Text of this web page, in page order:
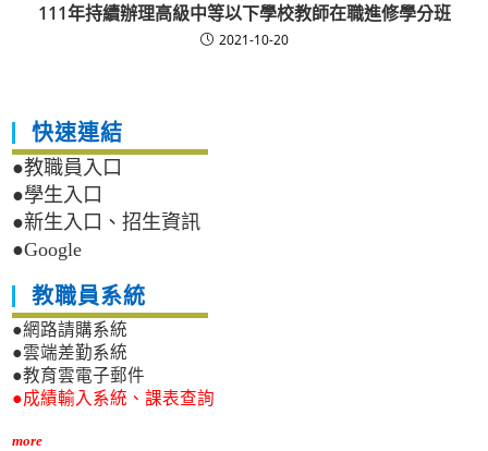
111年持續辦理高級中等以下學校教師在職進修學分班
2021-10-20
快速連結
●教職員入口
●學生入口
●新生入口、招生資訊
●Google
教職員系統
●網路請購系統
●雲端差勤系統
●教育雲電子郵件
●成績輸入系統、課表查詢
more